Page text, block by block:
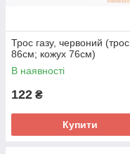
Трос газу, червоний (трос
86см; кожух 76см)
В наявності
122 ₴
Купити